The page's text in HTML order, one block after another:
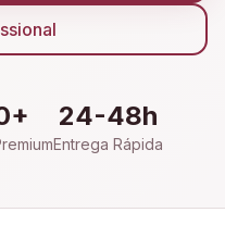
24-48h
Entrega Rápida